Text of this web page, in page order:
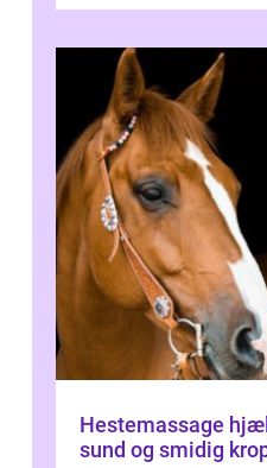
Hestemassage
sund og smidig